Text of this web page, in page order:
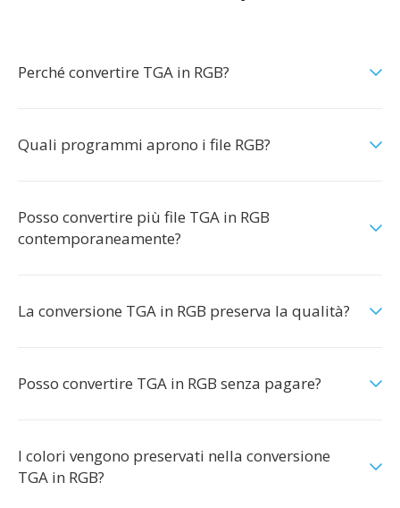
Perché convertire TGA in RGB?
Quali programmi aprono i file RGB?
Posso convertire più file TGA in RGB
contemporaneamente?
La conversione TGA in RGB preserva la qualità?
Posso convertire TGA in RGB senza pagare?
I colori vengono preservati nella conversione
TGA in RGB?